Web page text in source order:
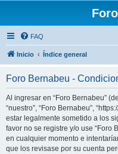
FAQ
Inicio Índice general
Foro Bernabeu -
Al ingresar en “Foro Bernabeu”
“nuestro”, “Foro Bernabeu”,
estar legalmente sometido a los
favor no se registre y/o use “Foro
en cualquier momento e
que los revisase por su cuenta